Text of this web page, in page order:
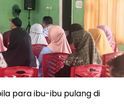
para ibu-ibu pulang di